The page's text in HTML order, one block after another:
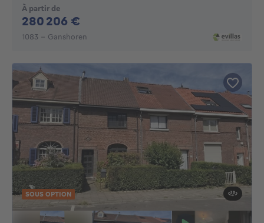
À partir de
280 206 €
1083 - Ganshoren
SOUS OPTION